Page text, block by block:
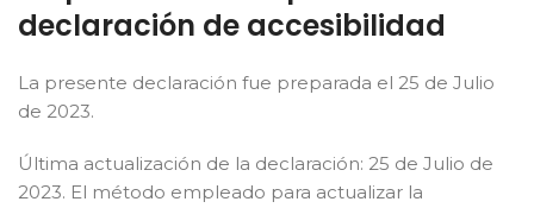
declaración de accesibilidad
La presente declaración fue preparada el 25 de Julio
de 2023.
Última actualización de la declaración: 25 de Julio de
2023. El método empleado para actualizar la